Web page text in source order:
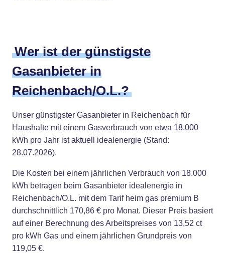
Wer ist der günstigste
Gasanbieter in
Reichenbach/O.L.?
Unser günstigster Gasanbieter in Reichenbach für
Haushalte mit einem Gasverbrauch von etwa 18.000
kWh pro Jahr ist aktuell idealenergie (Stand:
28.07.2026).
Die Kosten bei einem jährlichen Verbrauch von 18.000
kWh betragen beim Gasanbieter idealenergie in
Reichenbach/O.L. mit dem Tarif heim gas premium B
durchschnittlich 170,86 € pro Monat. Dieser Preis basiert
auf einer Berechnung des Arbeitspreises von 13,52 ct
pro kWh Gas und einem jährlichen Grundpreis von
119,05 €.